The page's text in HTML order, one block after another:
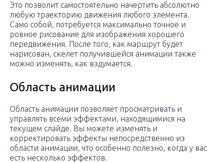
Это позволит самостоятельно начертить абсолютно
любую траекторию движения любого элемента.
Само собой, потребуется максимально точное и
ровное рисование для изображения хорошего
передвижения. После того, как маршрут будет
нарисован, скелет получившейся анимации также
можно изменять, как вздумается.
Область анимации
Область анимации позволяет просматривать и
управлять всеми эффектами, находящимися на
текущем слайде. Вы можете изменять и
корректировать эффекты непосредственно из
области анимации, что особенно полезно, когда у вас
есть несколько эффектов.